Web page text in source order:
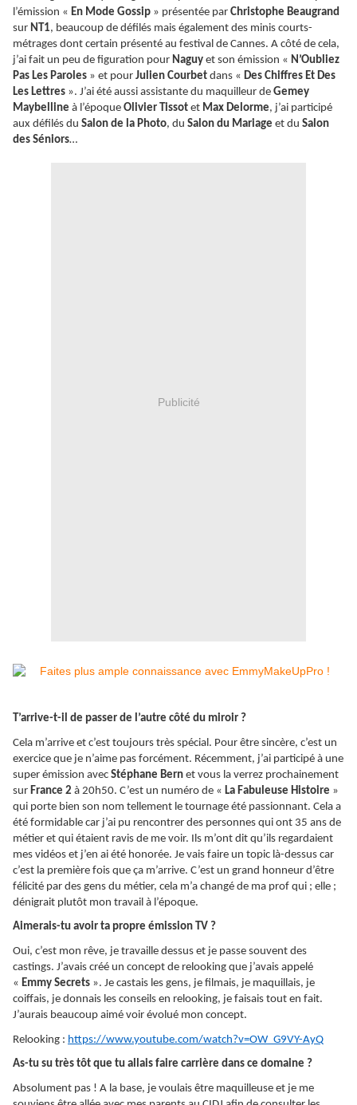
l’émission « En Mode Gossip » présentée par Christophe Beaugrand
sur NT1, beaucoup de défilés mais également des minis courts-
métrages dont certain présenté au festival de Cannes. A côté de cela,
j’ai fait un peu de figuration pour Naguy et son émission « N’Oubliez
Pas Les Paroles » et pour Julien Courbet dans « Des Chiffres Et Des
Les Lettres ». J’ai été aussi assistante du maquilleur de Gemey
Maybelline à l’époque Olivier Tissot et Max Delorme, j’ai participé
aux défilés du Salon de la Photo, du Salon du Mariage et du Salon
des Séniors…
Publicité
T’arrive-t-il de passer de l’autre côté du miroir ?
Cela m’arrive et c’est toujours très spécial. Pour être sincère, c’est un
exercice que je n’aime pas forcément. Récemment, j’ai participé à une
super émission avec Stéphane Bern et vous la verrez prochainement
sur France 2 à 20h50. C’est un numéro de « La Fabuleuse Histoire »
qui porte bien son nom tellement le tournage été passionnant. Cela a
été formidable car j’ai pu rencontrer des personnes qui ont 35 ans de
métier et qui étaient ravis de me voir. Ils m’ont dit qu’ils regardaient
mes vidéos et j’en ai été honorée. Je vais faire un topic là-dessus car
c’est la première fois que ça m’arrive. C’est un grand honneur d’être
félicité par des gens du métier, cela m’a changé de ma prof qui ; elle ;
dénigrait plutôt mon travail à l’époque.
Aimerais-tu avoir ta propre émission TV ?
Oui, c’est mon rêve, je travaille dessus et je passe souvent des
castings. J’avais créé un concept de relooking que j’avais appelé
« Emmy Secrets ». Je castais les gens, je filmais, je maquillais, je
coiffais, je donnais les conseils en relooking, je faisais tout en fait.
J’aurais beaucoup aimé voir évolué mon concept.
Relooking : https://www.youtube.com/watch?v=OW_G9VY-AyQ
As-tu su très tôt que tu allais faire carrière dans ce domaine ?
Absolument pas ! A la base, je voulais être maquilleuse et je me